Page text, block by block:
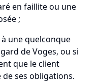
faillite ou une
;
quelconque
de Voges, ou si
que le client
ses obligations.